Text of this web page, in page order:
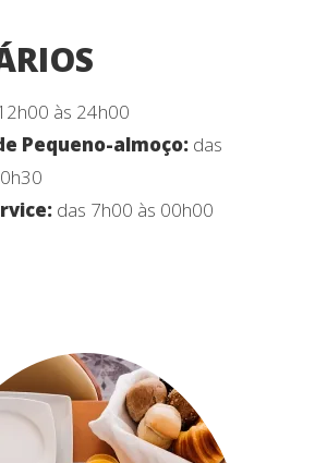
às 24h00
Pequeno-almoço: das
das 7h00 às 00h00